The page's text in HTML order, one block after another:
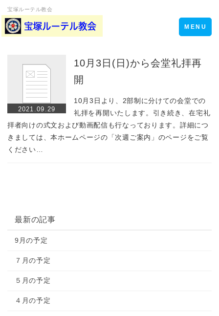
宝塚ルーテル教会
Toggle
navigation
MENU
2021.09.29
10月3日(日)から会堂礼拝再
開
10月3日より、2部制に分けての会堂での
礼拝を再開いたします。引き続き、在宅礼
拝者向けの式文および動画配信も行なっております。詳細につ
きましては、本ホームページの「次週ご案内」のページをご覧
ください…
最新の記事
9月の予定
７月の予定
５月の予定
４月の予定